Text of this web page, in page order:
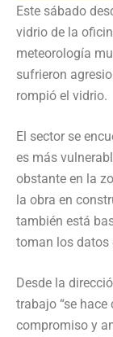
Este sábado
vidrio de la
meteorología
sufrieron
rompió el vidrio.
El sector se
es más
obstante en la
la obra en
también está
toman los datos
Desde la
trabajo “se
compromiso y